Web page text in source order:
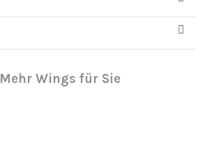
Mehr Wings für Sie